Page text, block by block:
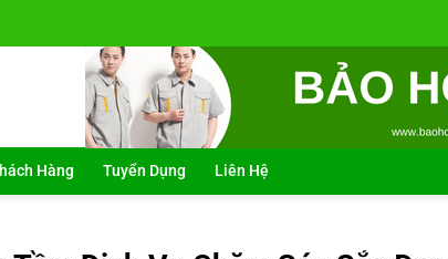
Hàng Tuyển Dụng Liên Hệ